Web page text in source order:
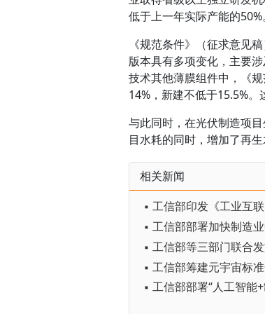
低于上一年实际产能的50%。
《规范条件》（征求意见
版本具有多项变化，主要
技术其他薄膜组件中，《
14%，新建不低于15.5%。
与此同时，在光伏制造项
目水耗的同时，增加了再生
相关新闻
▪ 工信部筹建元宇宙标